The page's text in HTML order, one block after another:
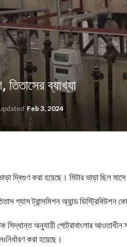
তিতাসের ব্যাখ্যা
Feb 3, 2024
দ্বিগুণ করা হয়েছে। মিটার ভাড়া ছিল
গ্যাস ট্রান্সমিশন অ্যান্ড ডিস্ট্রিবিউশন
সিদ্ধান্ত অনুযায়ী পেট্রোবাংলার
করা হয়েছে।